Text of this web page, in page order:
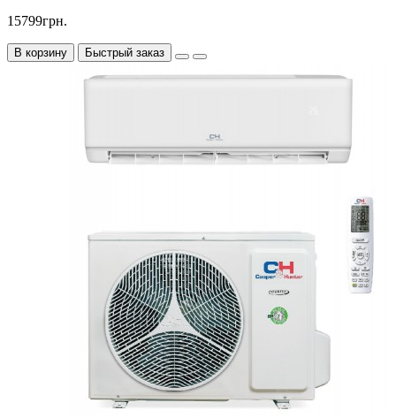
15799грн.
В корзину Быстрый заказ